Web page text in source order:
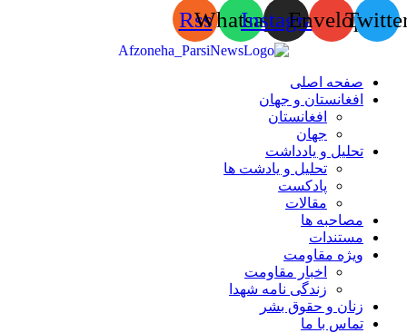
Instagram
Whatsapp
Rss
صفحه اصلی
افغانستان و جهان
افغانستان
جهان
تحلیل و یادداشت
تحلیل و یادشت ها
پادکست
مقالات
مصاحبه ها
مستندات
ویژه مقاومت
اخبار مقاومت
زندگی نامه شهدا
زنان و حقوق بشر
تماس با ما